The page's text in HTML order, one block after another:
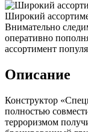
Широкий
Внимательно
оперативно
ассортимент
Описание
Конструктор
полностью
терроризмом